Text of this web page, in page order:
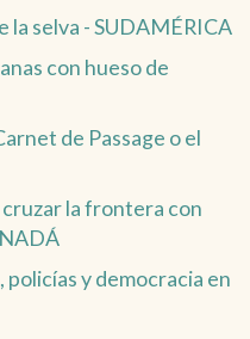
la selva - SUDAMÉRICA
con hueso de
de Passage o el
la frontera con
y democracia en